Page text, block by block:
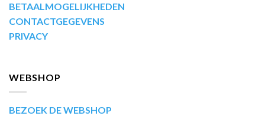
BETAALMOGELIJKHEDEN
CONTACTGEGEVENS
PRIVACY
WEBSHOP
BEZOEK DE WEBSHOP